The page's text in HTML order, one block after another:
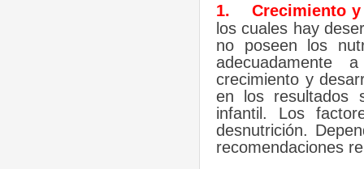
1.
Crecimiento
los cuales hay
no poseen los
adecuadamente
crecimiento y
en los resultados
infantil. Los
desnutrición.
recomendaciones